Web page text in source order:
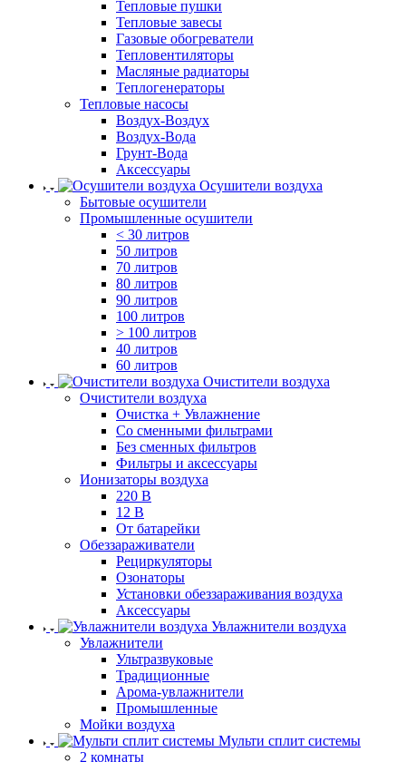
Тепловые пушки
Тепловые завесы
Газовые обогреватели
Тепловентиляторы
Масляные радиаторы
Теплогенераторы
Тепловые насосы
Воздух-Воздух
Воздух-Вода
Грунт-Вода
Аксессуары
Осушители воздуха
Бытовые осушители
Промышленные осушители
< 30 литров
50 литров
70 литров
80 литров
90 литров
100 литров
> 100 литров
40 литров
60 литров
Очистители воздуха
Очистители воздуха
Очистка + Увлажнение
Cо сменными фильтрами
Без сменных фильтров
Фильтры и аксессуары
Ионизаторы воздуха
220 В
12 В
От батарейки
Обеззараживатели
Рециркуляторы
Озонаторы
Установки обеззараживания воздуха
Аксессуары
Увлажнители воздуха
Увлажнители
Ультразвуковые
Традиционные
Арома-увлажнители
Промышленные
Мойки воздуха
Мульти сплит системы
2 комнаты